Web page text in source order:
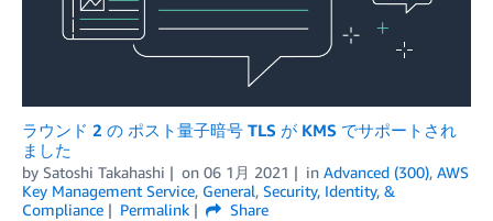
ラウンド 2 の ポスト量子暗号 TLS が KMS でサポートされ
ました
by Satoshi Takahashi on 06 1月 2021 in Advanced (300), AWS
Key Management Service, General, Security, Identity, &
Compliance
Permalink
Share